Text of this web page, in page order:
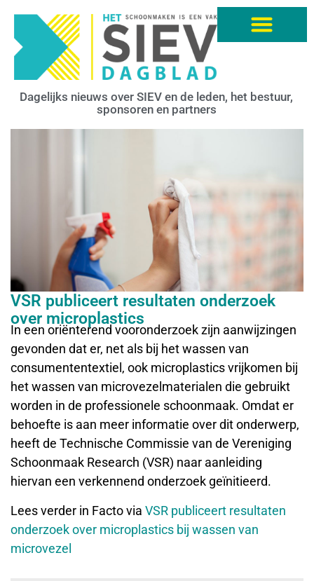
Dagelijks nieuws over SIEV en de leden, het bestuur,
sponsoren en partners
VSR publiceert resultaten onderzoek
over microplastics
In een oriënterend vooronderzoek zijn aanwijzingen
gevonden dat er, net als bij het wassen van
consumententextiel, ook microplastics vrijkomen bij
het wassen van microvezelmaterialen die gebruikt
worden in de professionele schoonmaak. Omdat er
behoefte is aan meer informatie over dit onderwerp,
heeft de Technische Commissie van de Vereniging
Schoonmaak Research (VSR) naar aanleiding
hiervan een verkennend onderzoek geïnitieerd.
Lees verder in Facto via VSR publiceert resultaten
onderzoek over microplastics bij wassen van
microvezel